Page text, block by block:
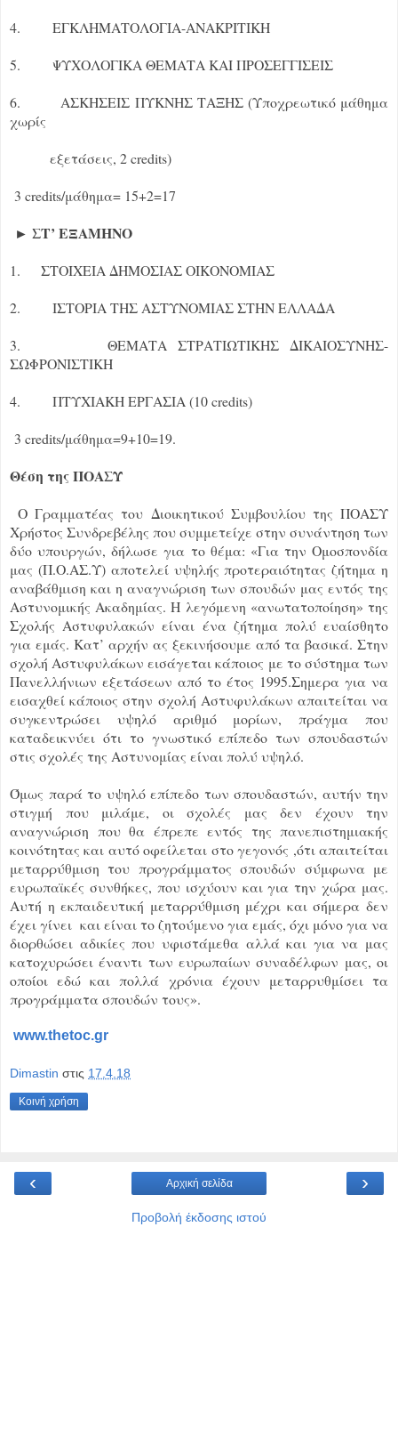
4. ΕΓΚΛΗΜΑΤΟΛΟΓΙΑ-ΑΝΑΚΡΙΤΙΚΗ
5. ΨΥΧΟΛΟΓΙΚΑ ΘΕΜΑΤΑ ΚΑΙ ΠΡΟΣΕΓΓΙΣΕΙΣ
6. ΑΣΚΗΣΕΙΣ ΠΥΚΝΗΣ ΤΑΞΗΣ (Υποχρεωτικό μάθημα
χωρίς
εξετάσεις, 2 credits)
3 credits/μάθημα= 15+2=17
► ΣΤ’ ΕΞΑΜΗΝΟ
1. ΣΤΟΙΧΕΙΑ ΔΗΜΟΣΙΑΣ ΟΙΚΟΝΟΜΙΑΣ
2. ΙΣΤΟΡΙΑ ΤΗΣ ΑΣΤΥΝΟΜΙΑΣ ΣΤΗΝ ΕΛΛΑΔΑ
3. ΘΕΜΑΤΑ ΣΤΡΑΤΙΩΤΙΚΗΣ ΔΙΚΑΙΟΣΥΝΗΣ-
ΣΩΦΡΟΝΙΣΤΙΚΗ
4. ΠΤΥΧΙΑΚΗ ΕΡΓΑΣΙΑ (10 credits)
3 credits/μάθημα=9+10=19.
Θέση της ΠΟΑΣΥ
Ο Γραμματέας του Διοικητικού Συμβουλίου της ΠΟΑΣΥ
Χρήστος Συνδρεβέλης που συμμετείχε στην συνάντηση των
δύο υπουργών, δήλωσε για το θέμα: «Για την Ομοσπονδία
μας (Π.Ο.ΑΣ.Υ) αποτελεί υψηλής προτεραιότητας ζήτημα η
αναβάθμιση και η αναγνώριση των σπουδών μας εντός της
Αστυνομικής Ακαδημίας. Η λεγόμενη «ανωτατοποίηση» της
Σχολής Αστυφυλακών είναι ένα ζήτημα πολύ ευαίσθητο
για εμάς. Κατ’ αρχήν ας ξεκινήσουμε από τα βασικά. Στην
σχολή Αστυφυλάκων εισάγεται κάποιος με το σύστημα των
Πανελλήνιων εξετάσεων από το έτος 1995.Σημερα για να
εισαχθεί κάποιος στην σχολή Αστυφυλάκων απαιτείται να
συγκεντρώσει υψηλό αριθμό μορίων, πράγμα που
καταδεικνύει ότι το γνωστικό επίπεδο των σπουδαστών
στις σχολές της Αστυνομίας είναι πολύ υψηλό.
Όμως παρά το υψηλό επίπεδο των σπουδαστών, αυτήν την
στιγμή που μιλάμε, οι σχολές μας δεν έχουν την
αναγνώριση που θα έπρεπε εντός της πανεπιστημιακής
κοινότητας και αυτό οφείλεται στο γεγονός ,ότι απαιτείται
μεταρρύθμιση του προγράμματος σπουδών σύμφωνα με
ευρωπαϊκές συνθήκες, που ισχύουν και για την χώρα μας.
Αυτή η εκπαιδευτική μεταρρύθμιση μέχρι και σήμερα δεν
έχει γίνει και είναι το ζητούμενο για εμάς, όχι μόνο για να
διορθώσει αδικίες που υφιστάμεθα αλλά και για να μας
κατοχυρώσει έναντι των ευρωπαίων συναδέλφων μας, οι
οποίοι εδώ και πολλά χρόνια έχουν μεταρρυθμίσει τα
προγράμματα σπουδών τους».
www.thetoc.gr
Dimastin στις 17.4.18
Κοινή χρήση
‹ ›
Αρχική σελίδα
Προβολή έκδοσης ιστού